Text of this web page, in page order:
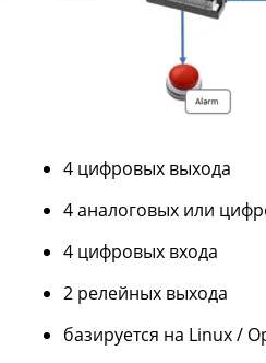
4 цифровых выхода
4 аналоговых или
4 цифровых входа
2 релейных выхода
базируется на Linux /